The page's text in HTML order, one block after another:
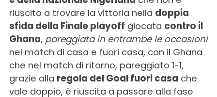
riuscito a trovare la vittoria nella doppia
sfida della Finale playoff giocata contro il
Ghana, pareggiata in entrambe le occasioni
nel match di casa e fuori casa, con il Ghana
che nel match di ritorno, pareggiato 1-1,
grazie alla regola del Goal fuori casa che
vale doppio, è riuscita a passare alla fase